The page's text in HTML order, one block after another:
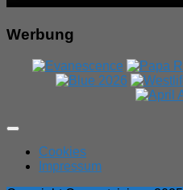
Werbung
Expand
Cookies
Impressum